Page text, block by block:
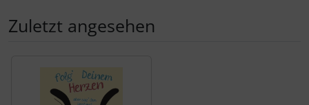
Zuletzt angesehen